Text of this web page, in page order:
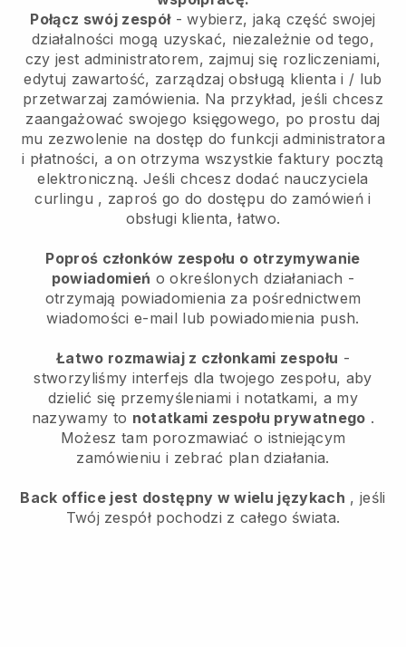
Połącz swój zespół- wybierz, jaką część swojej
działalności mogą uzyskać, niezależnie od tego,
czy jest administratorem, zajmuj się rozliczeniami,
edytuj zawartość, zarządzaj obsługą klienta i / lub
przetwarzaj zamówienia. Na przykład, jeśli chcesz
zaangażować swojego księgowego, po prostu daj
mu zezwolenie na dostęp do funkcji administratora
i płatności, a on otrzyma wszystkie faktury pocztą
elektroniczną.Jeśli chcesz dodać nauczyciela
curlingu , zaproś go do dostępu do zamówień i
obsługi klienta, łatwo.
Poproś członków zespołu o otrzymywanie
powiadomień o określonych działaniach -
otrzymają powiadomienia za pośrednictwem
wiadomości e-mail lub powiadomienia push.
Łatwo rozmawiaj z członkami zespołu -
stworzyliśmy interfejs dla twojego zespołu, aby
dzielić się przemyśleniami i notatkami, a my
nazywamy to notatkami zespołu prywatnego .
Możesz tam porozmawiać o istniejącym
zamówieniu i zebrać plan działania.
Back office jest dostępny w wielu językach , jeśli
Twój zespół pochodzi z całego świata.